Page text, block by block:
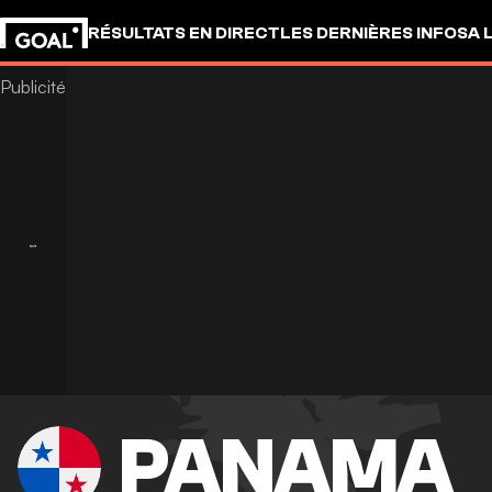
RÉSULTATS EN DIRECTLES DERNIÈRES INFOSA
PANAMA